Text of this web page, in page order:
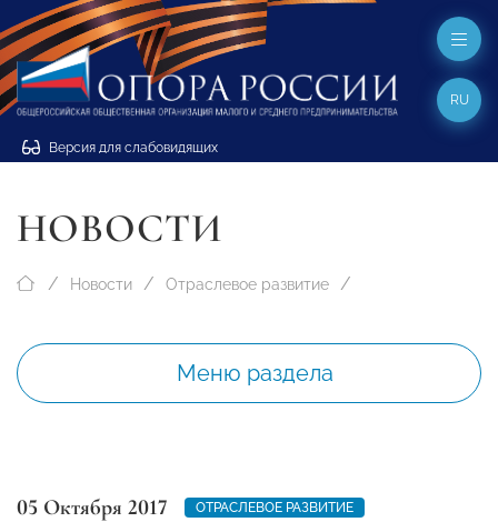
Версия для слабовидящих
RU
НОВОСТИ
Новости Отраслевое развитие
Меню раздела
05 Октября 2017
ОТРАСЛЕВОЕ РАЗВИТИЕ